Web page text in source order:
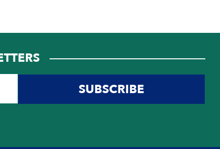
SUBSCRIBE